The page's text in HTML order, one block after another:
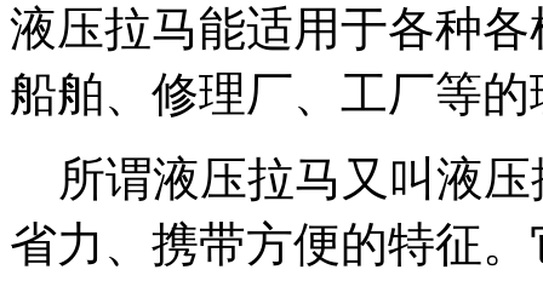
液压拉马能适用于各种
船舶、修理厂、工厂等
所谓液压拉马又叫液压
省力、携带方便的特征